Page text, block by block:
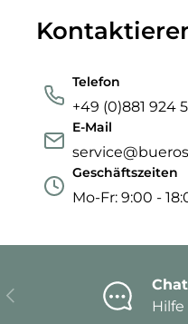
Telefon
+49 (0)881 924
E-Mail
Geschäftszeiten
Mo-Fr: 9:00 -
Vorherige